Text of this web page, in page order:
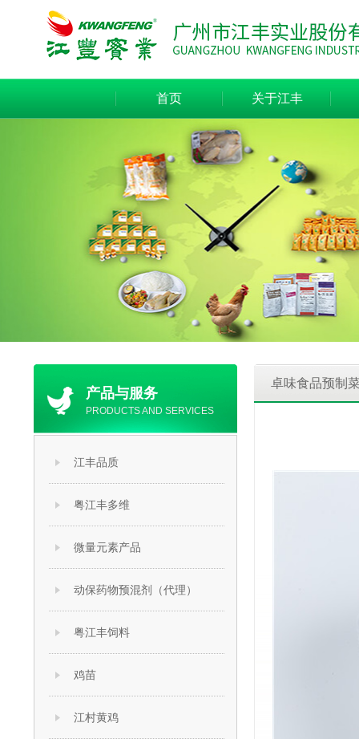
首页 关于江丰
产品与服务
PRODUCTS AND SERVICES
江丰品质
粤江丰多维
微量元素产品
动保药物预混剂（代理）
粤江丰饲料
鸡苗
江村黄鸡
卓味食品预制